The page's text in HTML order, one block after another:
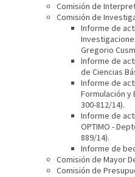
Comisión de
Comisión de
Informe de
Gregorio
Informe de
de Ciencias
Informe de
Formulación y
300-812/14).
Informe de
OPTIMO -
889/14).
Informe de
Comisión de Mayor
Comisión de